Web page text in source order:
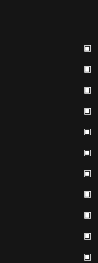
▣
▣
▣
▣
▣
▣
▣
▣
▣
▣
▣